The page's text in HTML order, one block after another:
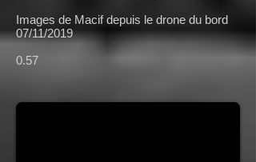
Images de Macif depuis le drone du bord
07/11/2019
0.57